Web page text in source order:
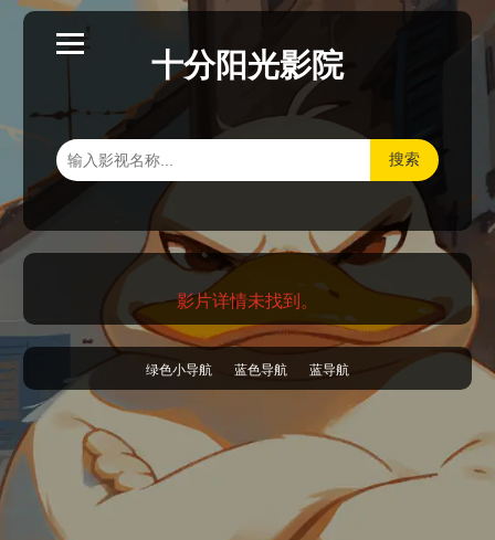
十分阳光影院
搜索
影片详情未找到。
绿色小导航 蓝色导航 蓝导航